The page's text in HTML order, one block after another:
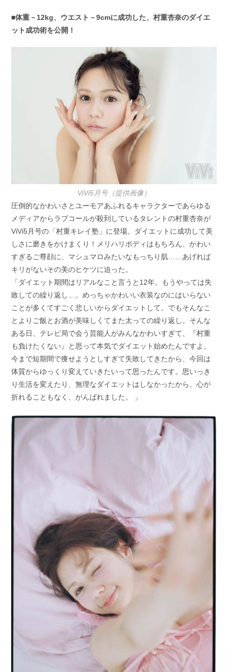
■体重－12kg、ウエスト－9cmに成功した、村重杏奈のダイエ
ット成功術を公開！
ViVi5月号（提供画像）
圧倒的なかわいさとユーモアあふれるキャラクターであらゆる
メディアからラブコールが殺到しているタレントの村重杏奈が
ViVi5月号の「村重キレイ塾」に登場。ダイエットに成功して美
しさに磨きをかけまくり！メリハリボディはもちろん、かわい
すぎるご尊顔に、マシュマロみたいなもっちり肌……あげれば
キリがないその美のヒケツに迫った。
「ダイエット期間はリアルなこと言うと12年。もうやっては失
敗しての繰り返し…。めっちゃかわいい衣装なのにはいらない
ことが多くてすごく悲しいからダイエットして。でもそんなこ
とよりご飯とお酒が美味しくてまた太っての繰り返し。そんな
ある日、テレビ局で会う芸能人がみんなかわいすぎて、『村重
も負けたくない』と思って本気でダイエット始めたんですよ。
今まで短期間で痩せようとしすぎて失敗してきたから、今回は
体質からゆっくり変えていきたいって思ったんです。思いっき
り生活を変えたり、無理なダイエットはしなかったから、心が
折れることもなく、がんばれました。 」